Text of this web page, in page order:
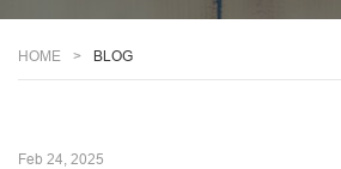
HOME BLOG
Feb 24, 2025